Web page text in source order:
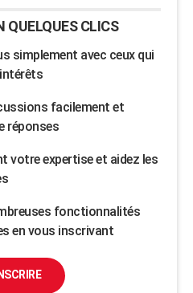
QUELQUES CLICS
simplement avec ceux qui
facilement et
réponses
votre expertise et aidez les
fonctionnalités
en vous inscrivant